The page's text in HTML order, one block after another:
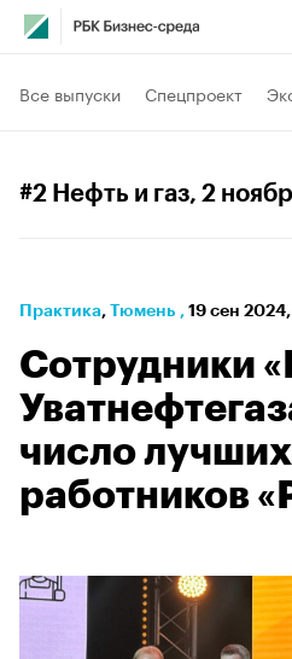
Все выпуски Спецпроект
#2 Нефть и газ, 2
Практика⁠, Тюмень , 19 сен
Сотрудники
число лучших
работников